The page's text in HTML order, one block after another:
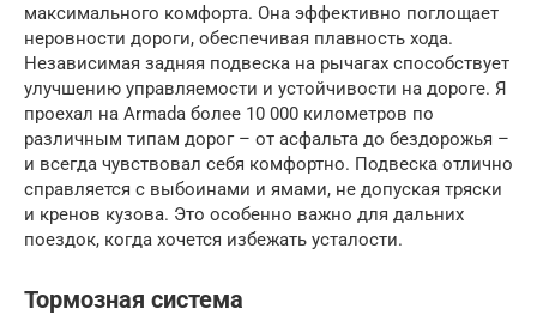
максимального комфорта. Она эффективно поглощает
неровности дороги, обеспечивая плавность хода.
Независимая задняя подвеска на рычагах способствует
улучшению управляемости и устойчивости на дороге. Я
проехал на Armada более 10 000 километров по
различным типам дорог – от асфальта до бездорожья –
и всегда чувствовал себя комфортно. Подвеска отлично
справляется с выбоинами и ямами, не допуская тряски
и кренов кузова. Это особенно важно для дальних
поездок, когда хочется избежать усталости.
Тормозная система